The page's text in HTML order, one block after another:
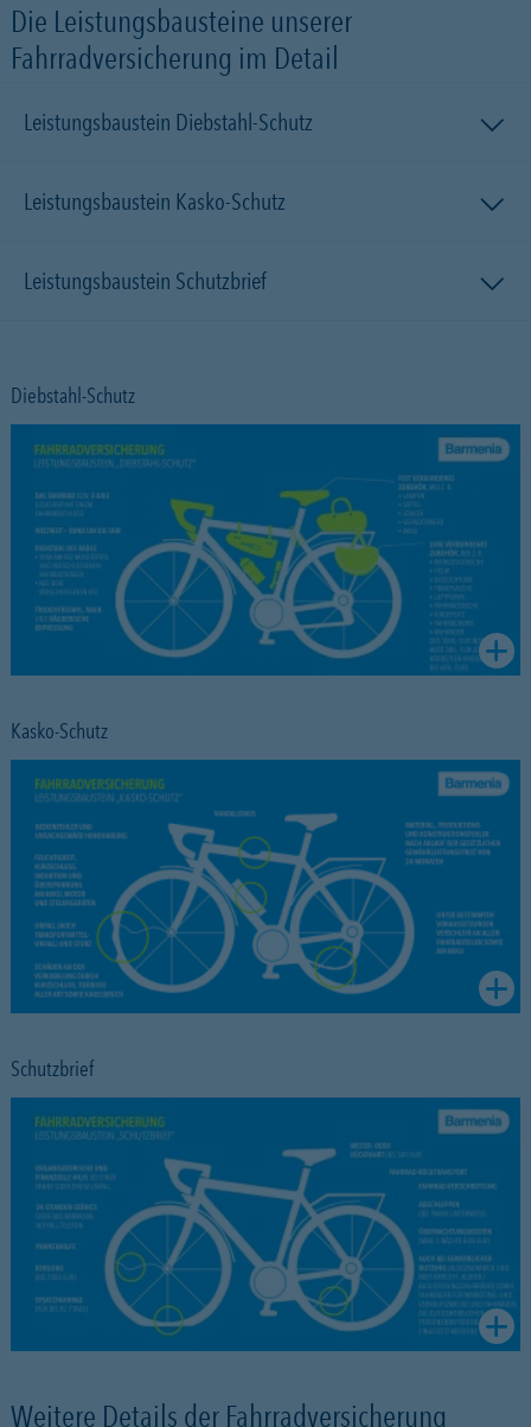
Die Leistungsbausteine unserer
Fahrradversicherung im Detail
Leistungsbaustein Diebstahl-Schutz
Leistungsbaustein Kasko-Schutz
Leistungsbaustein Schutzbrief
Diebstahl-Schutz
Kasko-Schutz
Schutzbrief
Weitere Details der Fahrradversicherung